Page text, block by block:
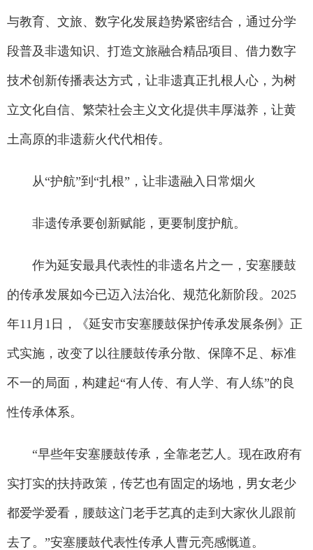
与教育、文旅、数字化发展趋势紧密结合，通过分学
段普及非遗知识、打造文旅融合精品项目、借力数字
技术创新传播表达方式，让非遗真正扎根人心，为树
立文化自信、繁荣社会主义文化提供丰厚滋养，让黄
土高原的非遗薪火代代相传。
从“护航”到“扎根”，让非遗融入日常烟火
非遗传承要创新赋能，更要制度护航。
作为延安最具代表性的非遗名片之一，安塞腰鼓
的传承发展如今已迈入法治化、规范化新阶段。2025
年11月1日，《延安市安塞腰鼓保护传承发展条例》正
式实施，改变了以往腰鼓传承分散、保障不足、标准
不一的局面，构建起“有人传、有人学、有人练”的良
性传承体系。
“早些年安塞腰鼓传承，全靠老艺人。现在政府有
实打实的扶持政策，传艺也有固定的场地，男女老少
都爱学爱看，腰鼓这门老手艺真的走到大家伙儿跟前
去了。”安塞腰鼓代表性传承人曹元亮感慨道。